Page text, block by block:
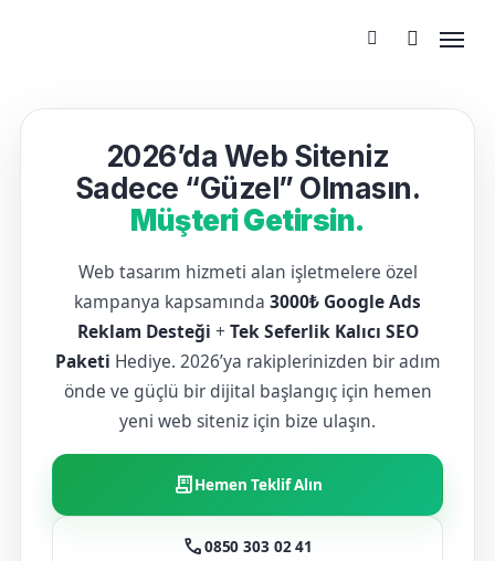
2026’da Web Siteniz
Sadece “Güzel” Olmasın.
Müşteri Getirsin.
Web tasarım hizmeti alan işletmelere özel
kampanya kapsamında 3000₺ Google Ads
Reklam Desteği + Tek Seferlik Kalıcı SEO
Paketi Hediye. 2026’ya rakiplerinizden bir adım
önde ve güçlü bir dijital başlangıç için hemen
yeni web siteniz için bize ulaşın.
receipt_longHemen Teklif Alın
call0850 303 02 41